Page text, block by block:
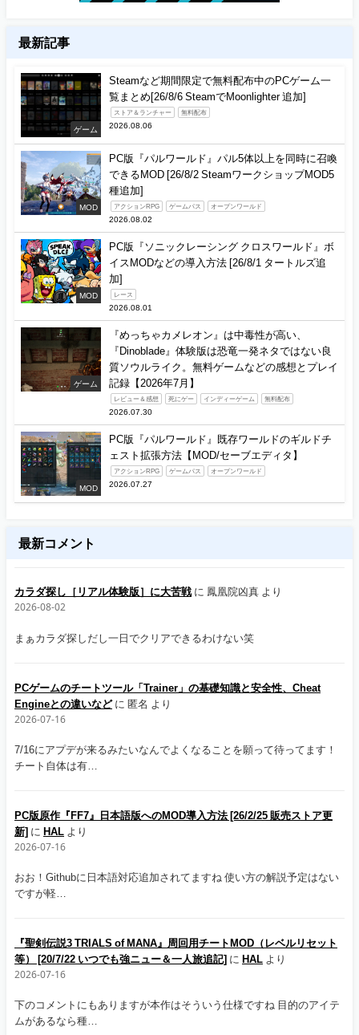
最新記事
ゲーム
Steamなど期間限定で無料配布中のPCゲーム一
覧まとめ[26/8/6 SteamでMoonlighter 追加]
ストア＆ランチャー 無料配布
2026.08.06
MOD
PC版『パルワールド』パル5体以上を同時に召喚
できるMOD [26/8/2 SteamワークショップMOD5
種追加]
アクションRPG ゲームパス オープンワールド
2026.08.02
MOD
PC版『ソニックレーシング クロスワールド』ボ
イスMODなどの導入方法 [26/8/1 タートルズ追
加]
レース
2026.08.01
ゲーム
『めっちゃカメレオン』は中毒性が高い、
『Dinoblade』体験版は恐竜一発ネタではない良
質ソウルライク。無料ゲームなどの感想とプレイ
記録【2026年7月】
レビュー＆感想 死にゲー インディーゲーム 無料配布
2026.07.30
MOD
PC版『パルワールド』既存ワールドのギルドチ
ェスト拡張方法【MOD/セーブエディタ】
アクションRPG ゲームパス オープンワールド
2026.07.27
最新コメント
カラダ探し［リアル体験版］に大苦戦 に 鳳凰院凶真 より
2026-08-02
まぁカラダ探しだし一日でクリアできるわけない笑
PCゲームのチートツール「Trainer」の基礎知識と安全性、Cheat
Engineとの違いなどに 匿名 より
2026-07-16
7/16にアプデが来るみたいなんでよくなることを願って待ってます！
チート自体は有…
PC版原作『FF7』日本語版へのMOD導入方法 [26/2/25 販売ストア更
新] に HAL より
2026-07-16
おお！Githubに日本語対応追加されてますね 使い方の解説予定はない
ですが軽…
『聖剣伝説3 TRIALS of MANA』周回用チートMOD（レベルリセット
等） [20/7/22 いつでも強ニュー＆一人旅追記] に HAL より
2026-07-16
下のコメントにもありますが本作はそういう仕様ですね 目的のアイテ
ムがあるなら種…